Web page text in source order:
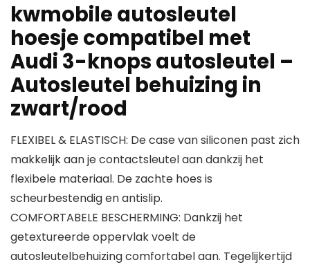
kwmobile autosleutel
hoesje compatibel met
Audi 3-knops autosleutel –
Autosleutel behuizing in
zwart/rood
FLEXIBEL & ELASTISCH: De case van siliconen past zich
makkelijk aan je contactsleutel aan dankzij het
flexibele materiaal. De zachte hoes is
scheurbestendig en antislip.
COMFORTABELE BESCHERMING: Dankzij het
getextureerde oppervlak voelt de
autosleutelbehuizing comfortabel aan. Tegelijkertijd